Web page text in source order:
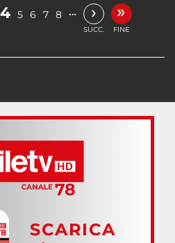
4 5 6 7 8 … ›
SUCC.
»
FINE
SCARICA